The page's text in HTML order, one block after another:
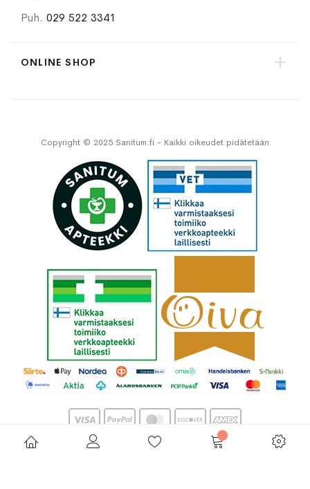
Puh. 029 522 3341
ONLINE SHOP
Copyright © 2025 Sanitum.fi - Kaikki oikeudet pidätetään